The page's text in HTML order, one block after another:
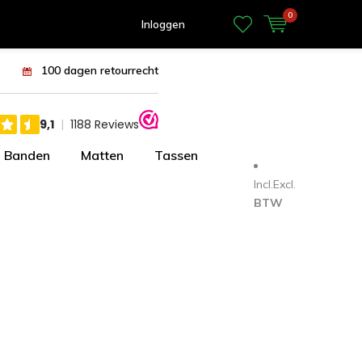
Inloggen
0
100 dagen retourrecht
Banden Matten Tassen
Incl.Excl.
BTW